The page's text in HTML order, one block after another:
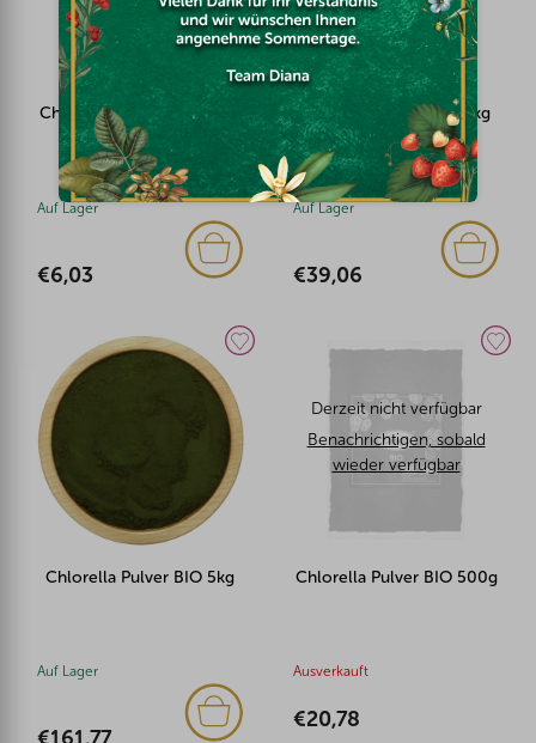
Chlorella Pulver BIO 100g
Auf Lager
€6,03
Chlorella Pulver BIO 1kg
Auf Lager
€39,06
Chlorella Pulver BIO 5kg
Auf Lager
Derzeit nicht verfügbar
Benachrichtigen, sobald
wieder verfügbar
Chlorella Pulver BIO 500g
Ausverkauft
€20,78